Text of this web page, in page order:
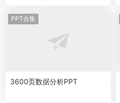
PPT合集
3600页数据分析PPT